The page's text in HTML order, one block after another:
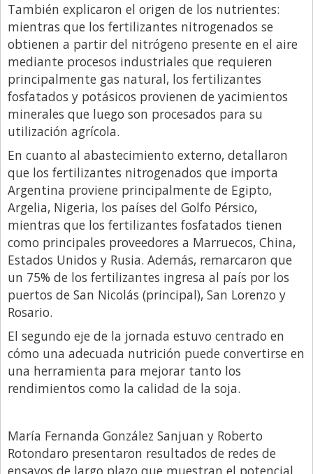
También explicaron el origen de los nutrientes:
mientras que los fertilizantes nitrogenados se
obtienen a partir del nitrógeno presente en el aire
mediante procesos industriales que requieren
principalmente gas natural, los fertilizantes
fosfatados y potásicos provienen de yacimientos
minerales que luego son procesados para su
utilización agrícola.
En cuanto al abastecimiento externo, detallaron
que los fertilizantes nitrogenados que importa
Argentina proviene principalmente de Egipto,
Argelia, Nigeria, los países del Golfo Pérsico,
mientras que los fertilizantes fosfatados tienen
como principales proveedores a Marruecos, China,
Estados Unidos y Rusia. Además, remarcaron que
un 75% de los fertilizantes ingresa al país por los
puertos de San Nicolás (principal), San Lorenzo y
Rosario.
El segundo eje de la jornada estuvo centrado en
cómo una adecuada nutrición puede convertirse en
una herramienta para mejorar tanto los
rendimientos como la calidad de la soja.
María Fernanda González Sanjuan y Roberto
Rotondaro presentaron resultados de redes de